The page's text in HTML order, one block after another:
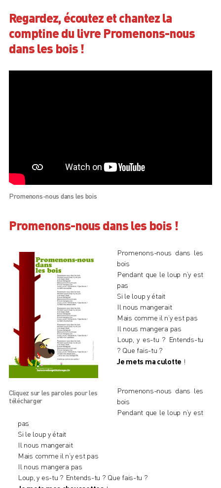
Regardez, écoutez et chantez la
comptine du livre Promenons-nous
dans les bois !
Promenons-nous dans les bois
Promenons-nous dans les bois !
Cliquez sur les paroles pour les
télécharger
Promenons-nous dans les
bois
Pendant que le loup n’y est
pas
Si le loup y était
Il nous mangerait
Mais comme il n’y est pas
Il nous mangera pas
Loup, y es-tu ? Entends-tu
? Que fais-tu ?
Je mets ma culotte !
Promenons-nous dans les
bois
Pendant que le loup n’y est
pas
Si le loup y était
Il nous mangerait
Mais comme il n’y est pas
Il nous mangera pas
Loup, y es-tu ? Entends-tu ? Que fais-tu ?